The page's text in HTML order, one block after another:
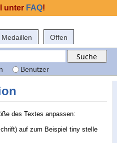
Medaillen Offen
Benutzer
des Textes anpassen:
auf zum Beispiel tiny stelle
unter FAQ!